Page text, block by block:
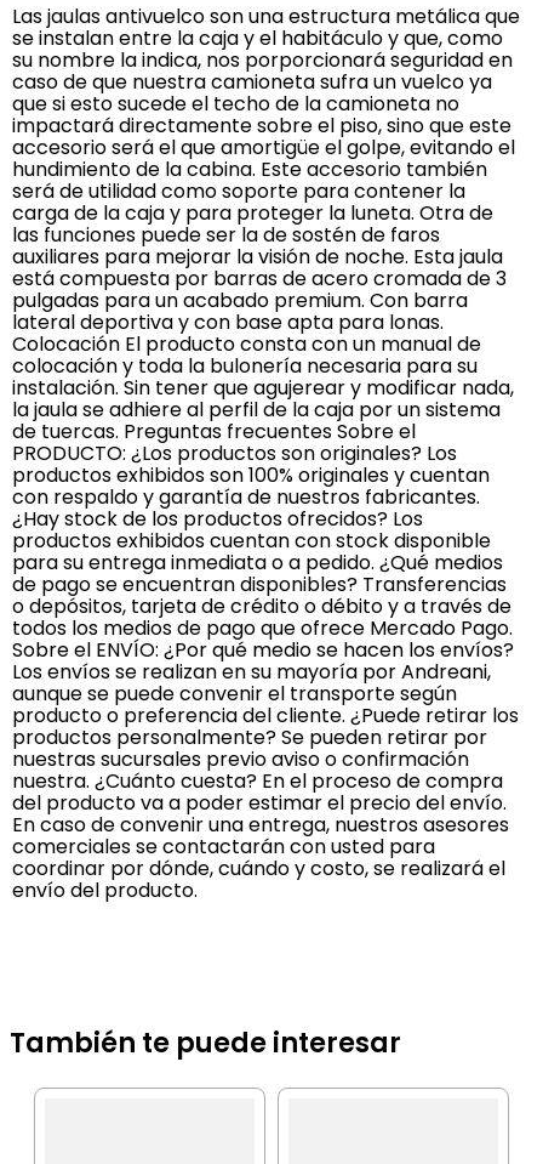
Las jaulas antivuelco son una estructura metálica que
se instalan entre la caja y el habitáculo y que, como
su nombre la indica, nos porporcionará seguridad en
caso de que nuestra camioneta sufra un vuelco ya
que si esto sucede el techo de la camioneta no
impactará directamente sobre el piso, sino que este
accesorio será el que amortigüe el golpe, evitando el
hundimiento de la cabina. Este accesorio también
será de utilidad como soporte para contener la
carga de la caja y para proteger la luneta. Otra de
las funciones puede ser la de sostén de faros
auxiliares para mejorar la visión de noche. Esta jaula
está compuesta por barras de acero cromada de 3
pulgadas para un acabado premium. Con barra
lateral deportiva y con base apta para lonas.
Colocación El producto consta con un manual de
colocación y toda la bulonería necesaria para su
instalación. Sin tener que agujerear y modificar nada,
la jaula se adhiere al perfil de la caja por un sistema
de tuercas. Preguntas frecuentes Sobre el
PRODUCTO: ¿Los productos son originales? Los
productos exhibidos son 100% originales y cuentan
con respaldo y garantía de nuestros fabricantes.
¿Hay stock de los productos ofrecidos? Los
productos exhibidos cuentan con stock disponible
para su entrega inmediata o a pedido. ¿Qué medios
de pago se encuentran disponibles? Transferencias
o depósitos, tarjeta de crédito o débito y a través de
todos los medios de pago que ofrece Mercado Pago.
Sobre el ENVÍO: ¿Por qué medio se hacen los envíos?
Los envíos se realizan en su mayoría por Andreani,
aunque se puede convenir el transporte según
producto o preferencia del cliente. ¿Puede retirar los
productos personalmente? Se pueden retirar por
nuestras sucursales previo aviso o confirmación
nuestra. ¿Cuánto cuesta? En el proceso de compra
del producto va a poder estimar el precio del envío.
En caso de convenir una entrega, nuestros asesores
comerciales se contactarán con usted para
coordinar por dónde, cuándo y costo, se realizará el
envío del producto.
También te puede interesar